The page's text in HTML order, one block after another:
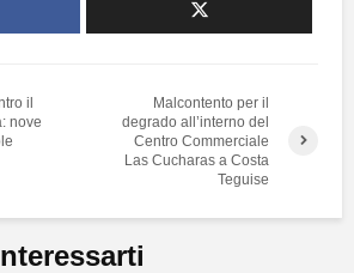
il
nove
Malcontento per il
degrado all’interno del
Centro Commerciale
Las Cucharas a Costa
Teguise